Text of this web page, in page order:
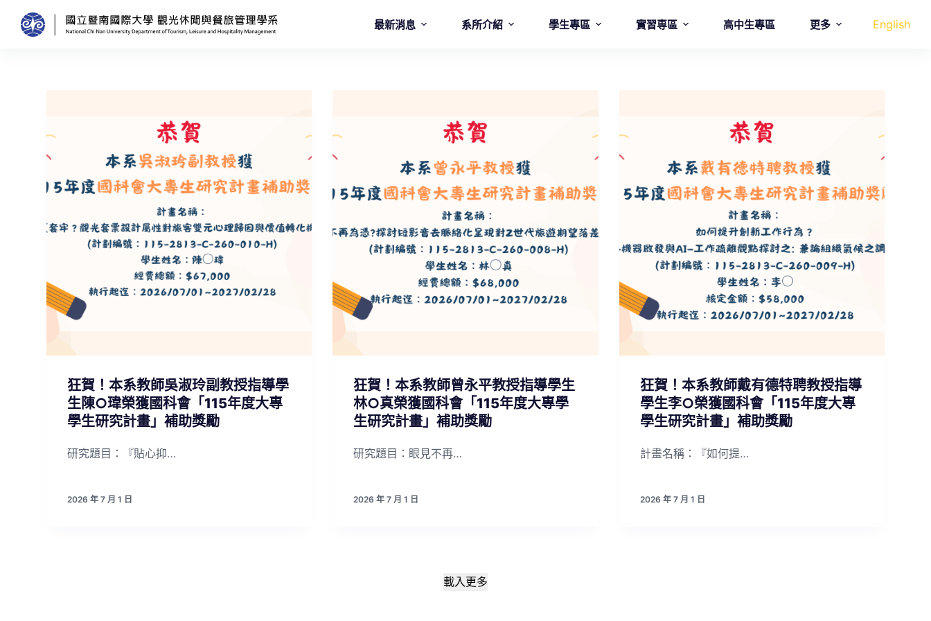
跳
至
最新消息 系所介紹 學生專區 實習専區 高中生專區 更多 English
狂賀！本系教師吳淑玲副教授指導學
生陳○瑋榮獲國科會「115年度大專
學生研究計畫」補助獎勵
研究題目：『貼心抑…
2026 年 7 月 1 日
狂賀！本系教師曾永平教授指導學生
林○真榮獲國科會「115年度大專學
生研究計畫」補助獎勵
研究題目：眼見不再…
2026 年 7 月 1 日
狂賀！本系教師戴有德特聘教授指導
學生李○榮獲國科會「115年度大專
學生研究計畫」補助獎勵
計畫名稱：『如何提…
2026 年 7 月 1 日
載入更多